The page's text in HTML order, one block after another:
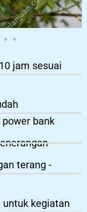
jam sesuai
bank
terang -
untuk kegiatan